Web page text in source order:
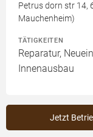
Petrus dorn str 14,
Mauchenheim)
TÄTIGKEITEN
Reparatur,
Innenausbau
Jetzt